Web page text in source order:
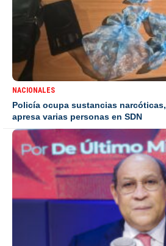
NACIONALES
Policía ocupa sustancias
apresa varias personas en SDN